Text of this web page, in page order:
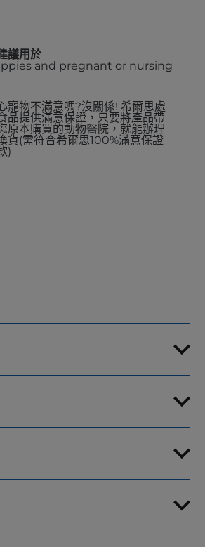
議用於
and pregnant or nursing
寵物不滿意嗎?沒關係! 希爾思處
品提供滿意保證，只要將產品帶
原本購買的動物醫院，就能辦理
貨(需符合希爾思100%滿意保證
)